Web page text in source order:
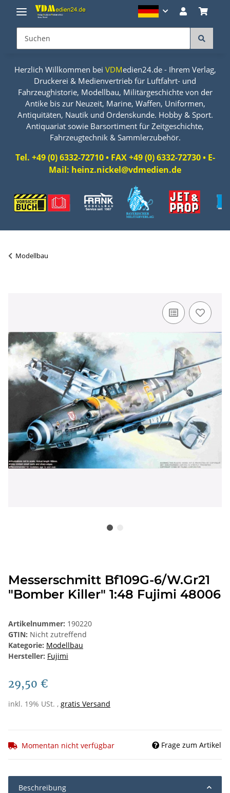
Herzlich Willkommen bei VDMedien24.de - Ihrem Verlag,
Druckerei & Medienvertrieb für Luftfahrt- und
Fahrzeughistorie, Modellbau, Militärgeschichte von der
Antike bis zur Neuzeit, Marine, Waffen, Uniformen,
Antiquitäten, Nautik und Ordenskunde. Hobby & Sport.
Antiquariat sowie Barsortiment für Zeitgeschichte,
Fahrzeugtechnik & Sammlerzubehör.
Tel. +49 (0) 6332-72710 • FAX +49 (0) 6332-72730 • E-
Mail: heinz.nickel@vdmedien.de
Modellbau
Messerschmitt Bf109G-6/W.Gr21
"Bomber Killer" 1:48 Fujimi 48006
Artikelnummer: 190220
GTIN: Nicht zutreffend
Kategorie: Modellbau
Hersteller: Fujimi
29,50 €
inkl. 19% USt. , gratis Versand
Momentan nicht verfügbar Frage zum Artikel
Beschreibung